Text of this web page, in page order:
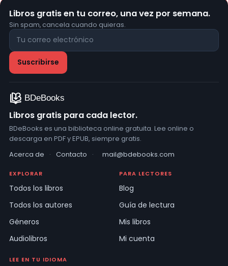
Libros gratis en tu correo, una vez por semana.
Sin spam, cancela cuando quieras.
Libros gratis para cada lector.
BDeBooks es una biblioteca online gratuita. Lee online o
descarga en PDF y EPUB, siempre gratis.
Acerca de
· Contacto · mail@bdebooks.com
EXPLORAR
Todos los libros
Todos los autores
Géneros
Audiolibros
PARA LECTORES
Blog
Guía de lectura
Mis libros
Mi cuenta
LEE EN TU IDIOMA